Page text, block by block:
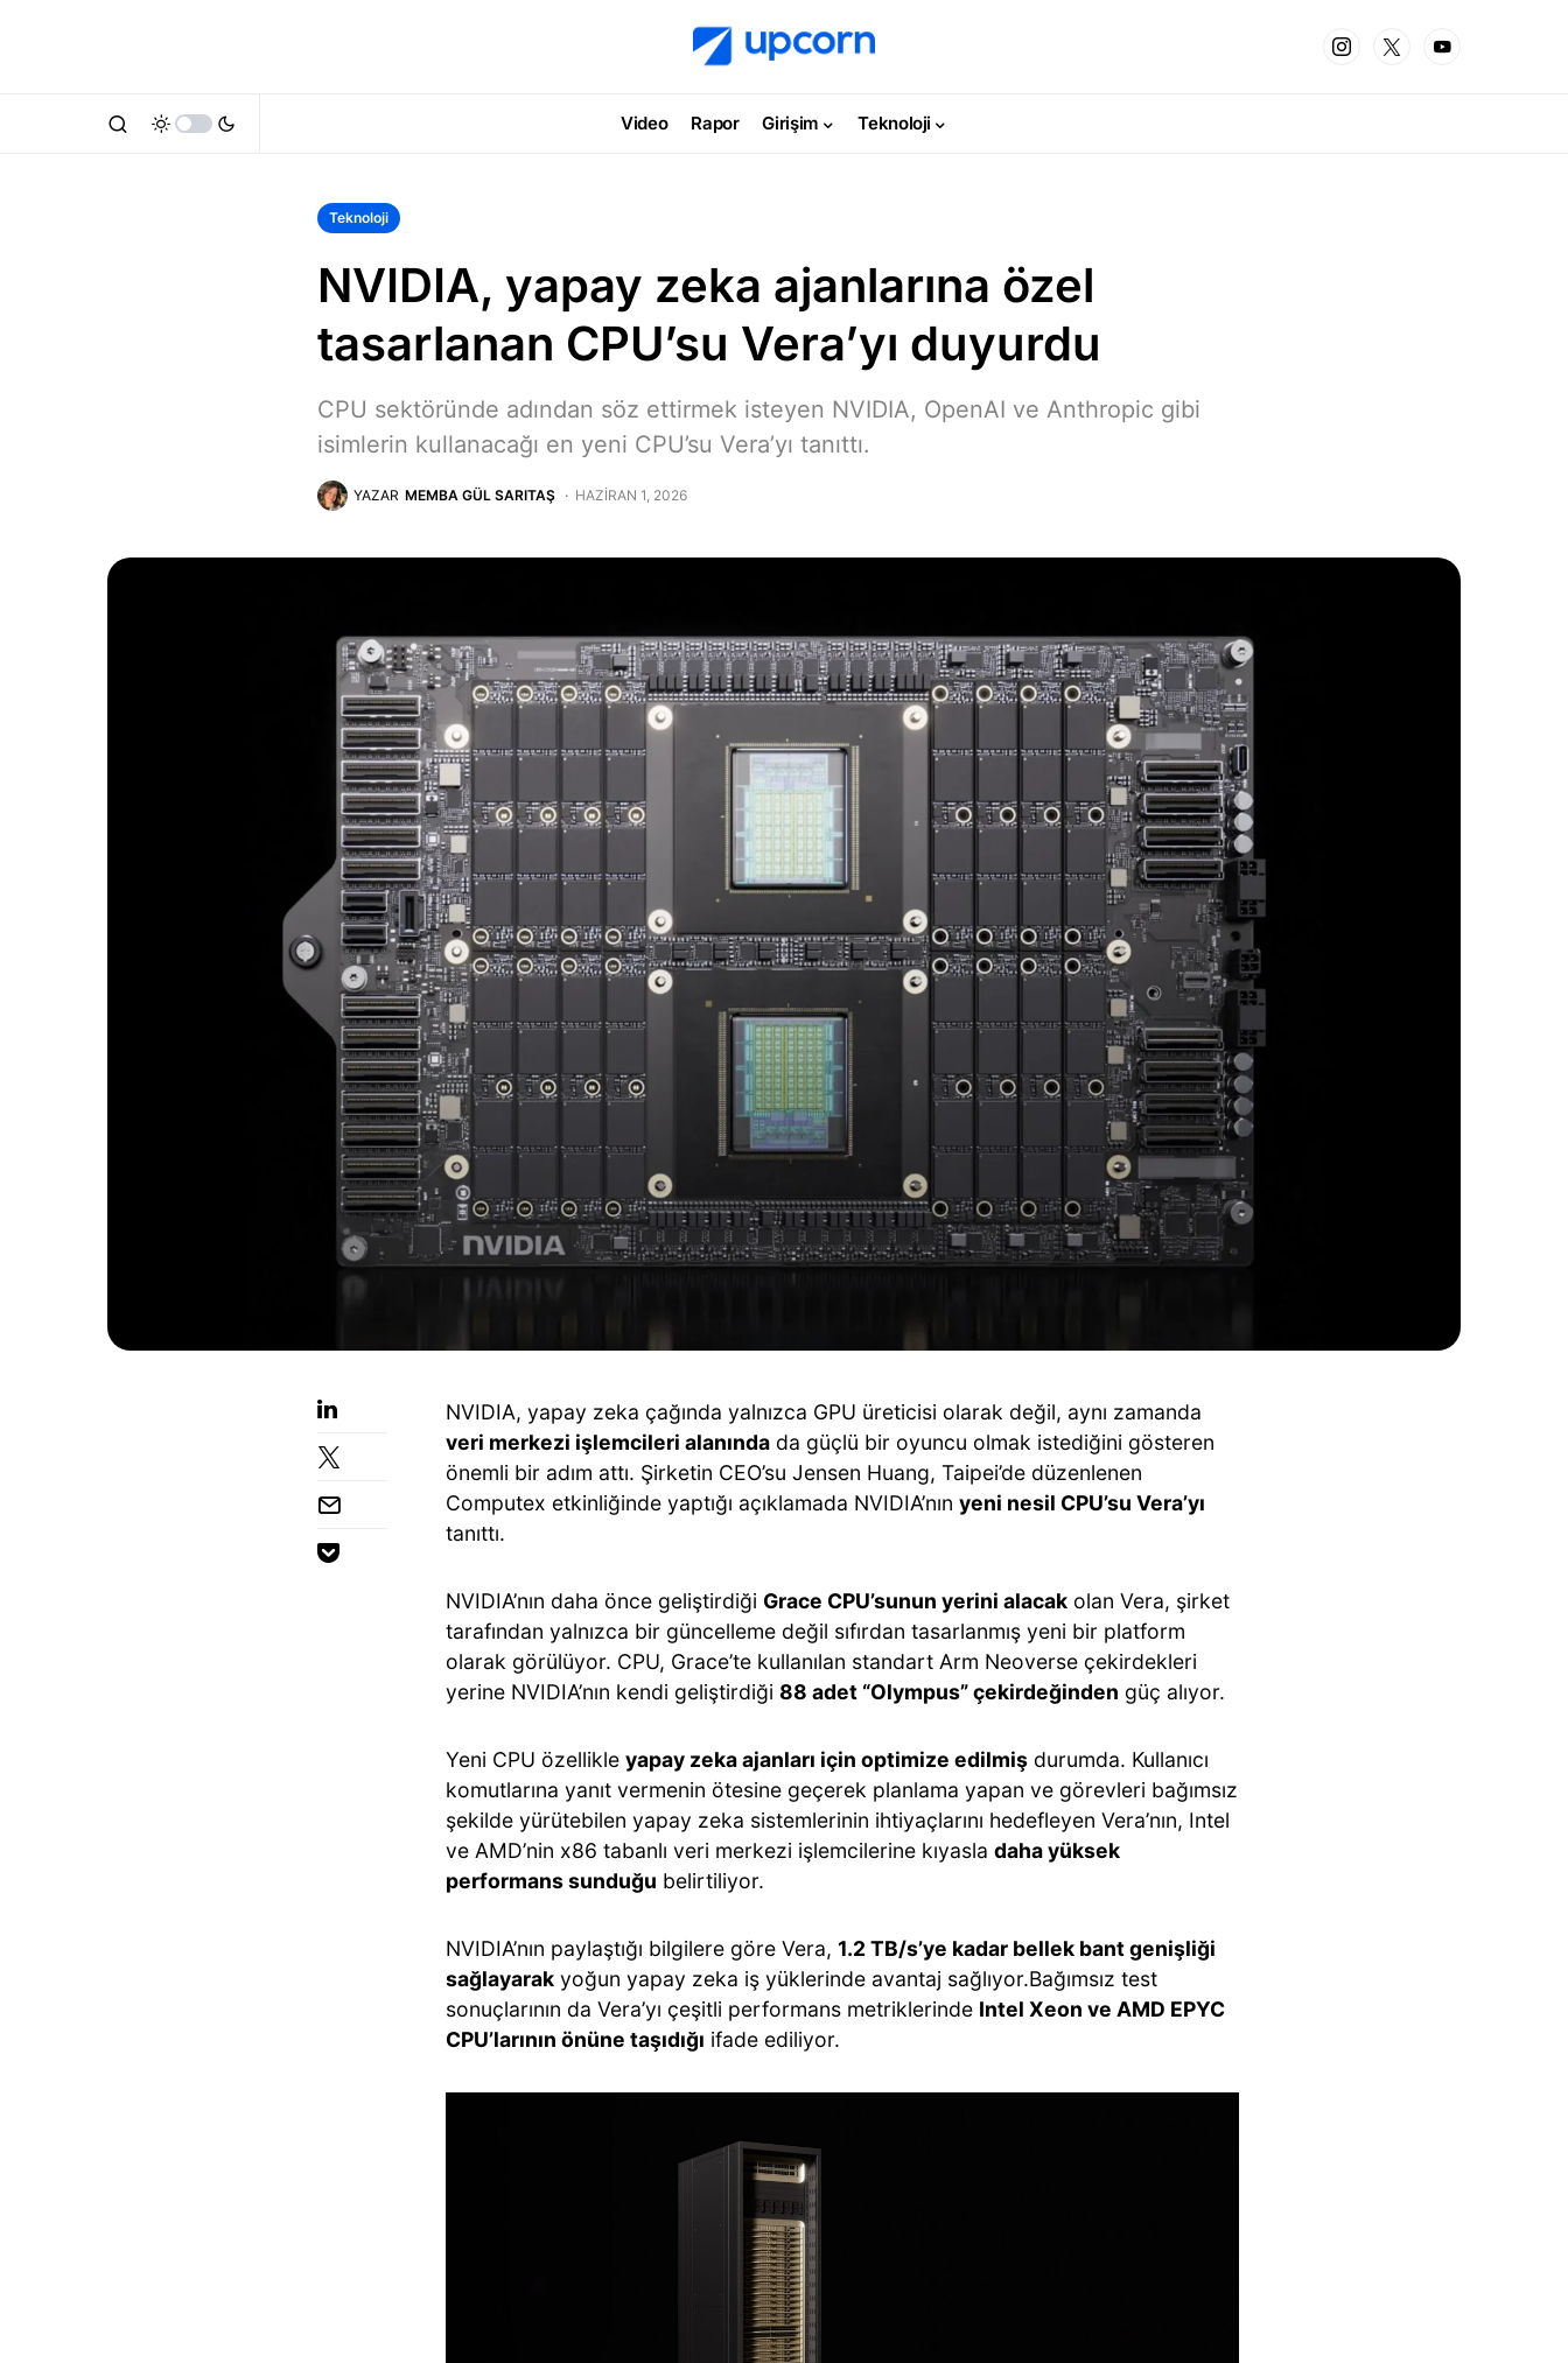
Video Rapor Girişim Teknoloji
Teknoloji
NVIDIA, yapay zeka ajanlarına özel
tasarlanan CPU’su Vera’yı duyurdu
CPU sektöründe adından söz ettirmek isteyen NVIDIA, OpenAI ve Anthropic gibi
isimlerin kullanacağı en yeni CPU’su Vera’yı tanıttı.
YAZAR MEMBA GÜL SARITAŞ HAZIRAN 1, 2026
NVIDIA, yapay zeka çağında yalnızca GPU üreticisi olarak değil, aynı zamanda
veri merkezi işlemcileri alanında da güçlü bir oyuncu olmak istediğini gösteren
önemli bir adım attı. Şirketin CEO’su Jensen Huang, Taipei’de düzenlenen
Computex etkinliğinde yaptığı açıklamada NVIDIA’nın yeni nesil CPU’su Vera’yı
tanıttı.
NVIDIA’nın daha önce geliştirdiği Grace CPU’sunun yerini alacak olan Vera, şirket
tarafından yalnızca bir güncelleme değil sıfırdan tasarlanmış yeni bir platform
olarak görülüyor. CPU, Grace’te kullanılan standart Arm Neoverse çekirdekleri
yerine NVIDIA’nın kendi geliştirdiği 88 adet “Olympus” çekirdeğinden güç alıyor.
Yeni CPU özellikle yapay zeka ajanları için optimize edilmiş durumda. Kullanıcı
komutlarına yanıt vermenin ötesine geçerek planlama yapan ve görevleri bağımsız
şekilde yürütebilen yapay zeka sistemlerinin ihtiyaçlarını hedefleyen Vera’nın, Intel
ve AMD’nin x86 tabanlı veri merkezi işlemcilerine kıyasla daha yüksek
performans sunduğu belirtiliyor.
NVIDIA’nın paylaştığı bilgilere göre Vera, 1.2 TB/s’ye kadar bellek bant genişliği
sağlayarak yoğun yapay zeka iş yüklerinde avantaj sağlıyor.Bağımsız test
sonuçlarının da Vera’yı çeşitli performans metriklerinde Intel Xeon ve AMD EPYC
CPU’larının önüne taşıdığı ifade ediliyor.